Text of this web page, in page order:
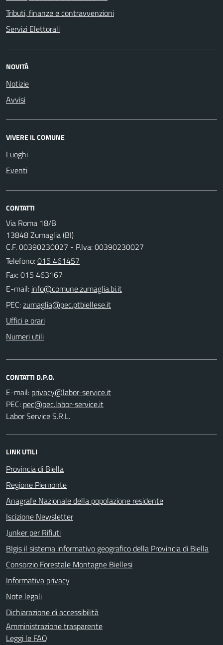
Tributi, finanze e contravvenzioni
Servizi Elettorali
NOVITÀ
Notizie
Avvisi
VIVERE IL COMUNE
Luoghi
Eventi
CONTATTI
Via Roma 18/B
13848 Zumaglia (BI)
C.F. 00390230027 - P.Iva: 00390230027
Telefono:015 461457
Fax: 015 463167
E-mail:
PEC:
Uffici e orari
Numeri utili
CONTATTI D.P.O.
E-mail:
PEC:
Labor Service S.R.L.
LINK UTILI
Provincia di Biella
Regione Piemonte
Anagrafe Nazionale della popolazione residente
Iscizione Newsletter
Junker per Rifiuti
BIgis il sistema informativo geografico della Provincia di Biella
Consorzio Forestale Montagne Biellesi
Informativa privacy
Note legali
Dichiarazione di accessibilità
Amministrazione trasparente
Leggi le FAQ